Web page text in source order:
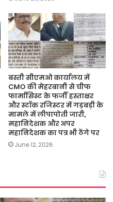
बस्ती सीएमओ कार्यालय में
CMO की मेहरबानी से चीफ
फार्मासिस्ट के फर्जी हस्ताक्षर
और स्टॉक रजिस्टर में गड़बड़ी के
मामले में लीपापोती जारी,
महानिदेशक और अपर
महानिदेशक का पत्र भी ठेंगे पर
June 12, 2026